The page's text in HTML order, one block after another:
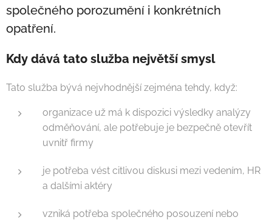
společného porozumění i konkrétních
opatření.
Kdy dává tato služba největší smysl
Tato služba bývá nejvhodnější zejména tehdy, když:
organizace už má k dispozici výsledky analýzy
odměňování, ale potřebuje je bezpečně otevřít
uvnitř firmy
je potřeba vést citlivou diskusi mezi vedením, HR
a dalšími aktéry
vzniká potřeba společného posouzení nebo